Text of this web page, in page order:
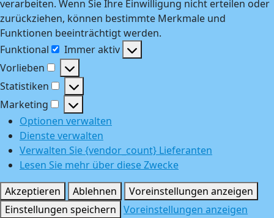
verarbeiten. Wenn Sie Ihre Einwilligung nicht erteilen oder
zurückziehen, können bestimmte Merkmale und
Funktionen beeinträchtigt werden.
Funktional
Funktional
Immer aktiv
Vorlieben
Vorlieben
Statistiken
Statistiken
Marketing
Marketing
Optionen verwalten
Dienste verwalten
Verwalten Sie {vendor_count} Lieferanten
Lesen Sie mehr über diese Zwecke
Akzeptieren
Ablehnen
Voreinstellungen anzeigen
Einstellungen speichern Voreinstellungen anzeigen